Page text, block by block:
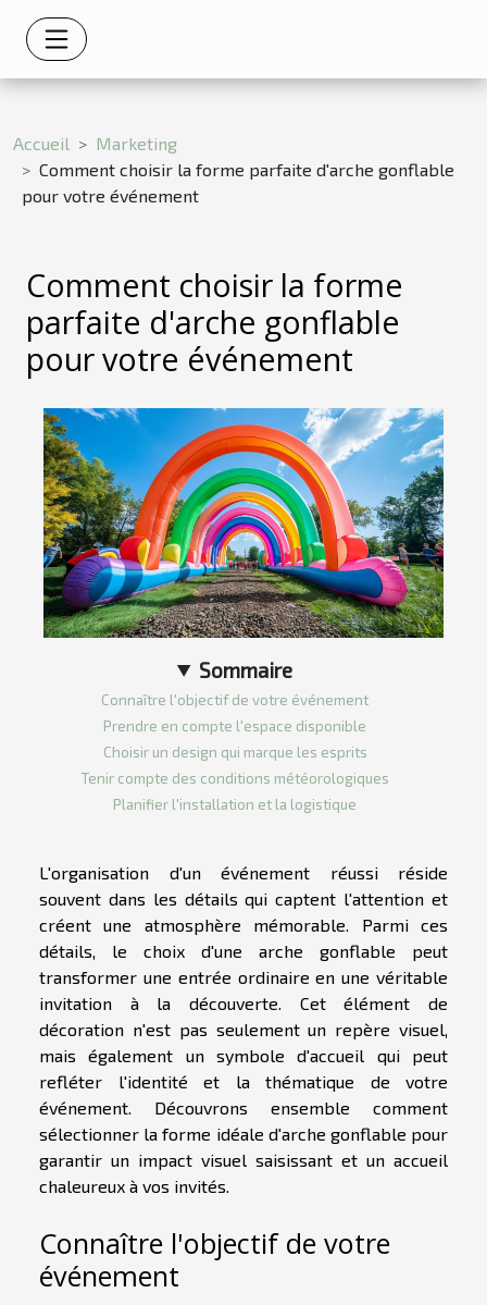
Accueil
Marketing
Comment choisir la forme parfaite d'arche gonflable
pour votre événement
Comment choisir la forme
parfaite d'arche gonflable
pour votre événement
Sommaire
Connaître l'objectif de votre événement
Prendre en compte l'espace disponible
Choisir un design qui marque les esprits
Tenir compte des conditions météorologiques
Planifier l'installation et la logistique
L'organisation d'un événement réussi réside
souvent dans les détails qui captent l'attention et
créent une atmosphère mémorable. Parmi ces
détails, le choix d'une arche gonflable peut
transformer une entrée ordinaire en une véritable
invitation à la découverte. Cet élément de
décoration n'est pas seulement un repère visuel,
mais également un symbole d'accueil qui peut
refléter l'identité et la thématique de votre
événement. Découvrons ensemble comment
sélectionner la forme idéale d'arche gonflable pour
garantir un impact visuel saisissant et un accueil
chaleureux à vos invités.
Connaître l'objectif de votre
événement